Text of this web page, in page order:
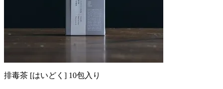
排毒茶 [はいどく] 10包入り